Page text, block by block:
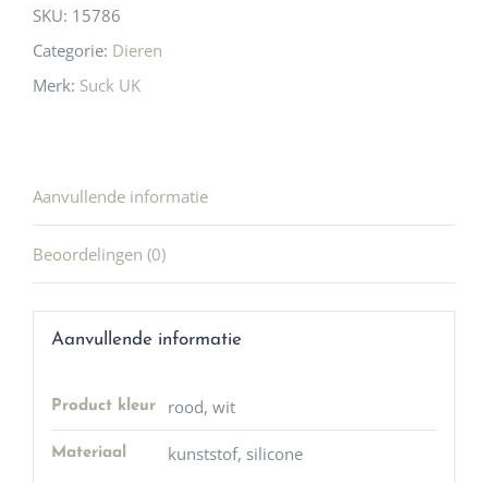
SKU: 15786
Categorie: Dieren
Merk: Suck UK
Aanvullende informatie
Beoordelingen (0)
Aanvullende informatie
Product kleur rood, wit
Materiaal kunststof, silicone